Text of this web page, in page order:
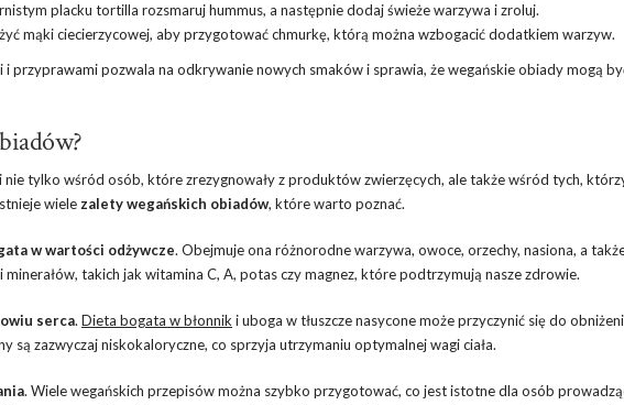
placku tortilla rozsmaruj hummus, a następnie dodaj świeże warzywa i zroluj.
mąki ciecierzycowej, aby przygotować chmurkę, którą można wzbogacić dodatkiem warzyw.
i przyprawami pozwala na odkrywanie nowych smaków i sprawia, że wegańskie obiady mogą
tylko wśród osób, które zrezygnowały z produktów zwierzęcych, ale także wśród tych,
wielezalety wegańskich obiadów, które warto poznać.
w wartości odżywcze. Obejmuje ona różnorodne warzywa, owoce, orzechy, nasiona, a
minerałów, takich jak witamina C, A, potas czy magnez, które podtrzymują nasze zdrowie.
serca. Dieta bogata w błonniki uboga w tłuszcze nasycone może przyczynić się do
są zazwyczaj niskokaloryczne, co sprzyja utrzymaniu optymalnej wagi ciała.
. Wiele wegańskich przepisów można szybko przygotować, co jest istotne dla osób